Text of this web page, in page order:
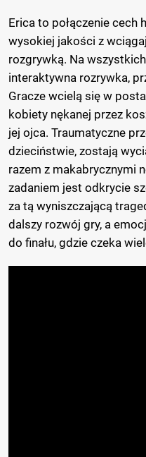
Erica to połączenie
wysokiej jakości z
rozgrywką. Na
interaktywna rozrywka,
Gracze wcielą się w
kobiety nękanej przez
jej ojca. Traumatyczne
dzieciństwie, zostają
razem z makabrycznymi
zadaniem jest odkrycie
za tą wyniszczającą
dalszy rozwój gry, a
do finału, gdzie czeka